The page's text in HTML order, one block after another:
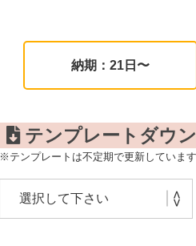
納期：21日〜
テンプレートダウ
※テンプレートは不定期で更新していま